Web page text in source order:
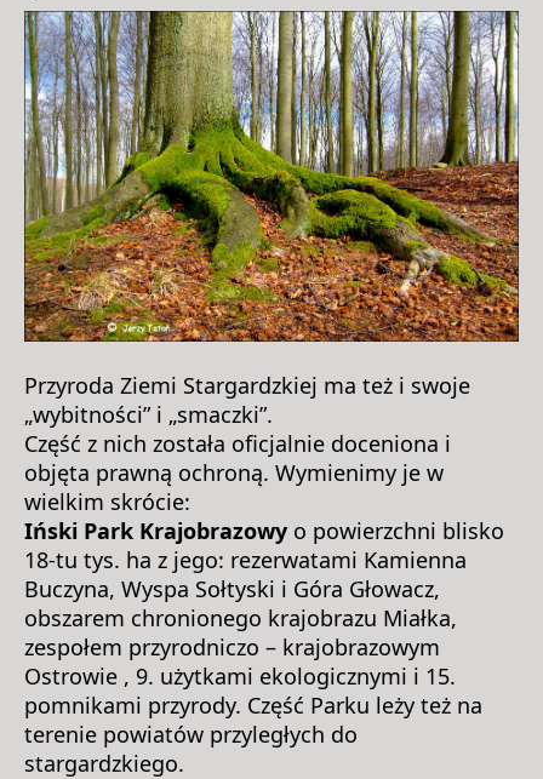
Przyroda Ziemi Stargardzkiej ma też i swoje
„wybitności” i „smaczki”.
Część z nich została oficjalnie doceniona i
objęta prawną ochroną. Wymienimy je w
wielkim skrócie:
Iński Park Krajobrazowy o powierzchni blisko
18-tu tys. ha z jego: rezerwatami Kamienna
Buczyna, Wyspa Sołtyski i Góra Głowacz,
obszarem chronionego krajobrazu Miałka,
zespołem przyrodniczo – krajobrazowym
Ostrowie , 9. użytkami ekologicznymi i 15.
pomnikami przyrody. Część Parku leży też na
terenie powiatów przyległych do
stargardzkiego.